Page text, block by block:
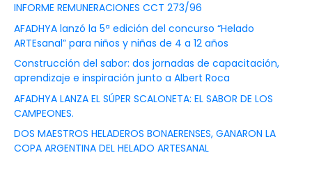
INFORME REMUNERACIONES CCT 273/96
AFADHYA lanzó la 5ª edición del concurso “Helado
ARTEsanal” para niños y niñas de 4 a 12 años
Construcción del sabor: dos jornadas de capacitación,
aprendizaje e inspiración junto a Albert Roca
AFADHYA LANZA EL SÚPER SCALONETA: EL SABOR DE LOS
CAMPEONES.
DOS MAESTROS HELADEROS BONAERENSES, GANARON LA
COPA ARGENTINA DEL HELADO ARTESANAL